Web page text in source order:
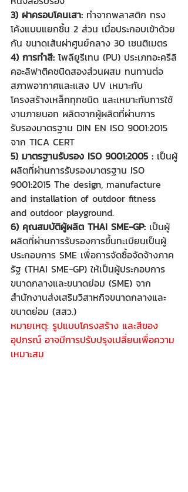
3) ฝาครอบโคนเสา: ทำจากพลาสติก ทรง
โค้งแบบแยกชิ้น 2 ส่วน เมื่อประกอบเข้าด้วย
กัน ขนาดเส้นผ่าศูนย์กลาง 30 เซนติเมตร
4) การทำสี: โพลียูรีเทน (PU) ประเภทอะครีลิ
คอะลิฟาติคชนิดสองส่วนผสม ทนทานต่อ
สภาพอากาศและแสง UV เหมาะกับ
โครงสร้างเหล็กทุกชนิด และเหมาะกับการใช้
งานภายนอก ผลิตจากผู้ผลิตที่ผ่านการ
รับรองมาตรฐาน DIN EN ISO 9001:2015
จาก TICA CERT
5) มาตรฐานรับรอง ISO 9001:2005 : เป็นผู้
ผลิตที่ผ่านการรับรองมาตรฐาน ISO
9001:2015 The design, manufacture
and installation of outdoor fitness
and outdoor playground.
6) คุณสมบัติผู้ผลิต THAI SME-GP: เป็นผู้
ผลิตที่ผ่านการรับรองการขึ้นทะเบียนเป็นผู้
ประกอบการ SME เพื่อการจัดซื้อจัดจ้างภาค
รัฐ (THAI SME-GP) ให้เป็นผู้ประกอบการ
ขนาดกลางและขนาดย่อม (SME) จาก
สำนักงานส่งเสริมวิสาหกิจขนาดกลางและ
ขนาดย่อม (สสว.)
หมายเหตุ: รูปแบบโครงสร้าง และสีของ
อุปกรณ์ อาจมีการปรับปรุงเปลี่ยนเพื่อความ
เหมาะสม